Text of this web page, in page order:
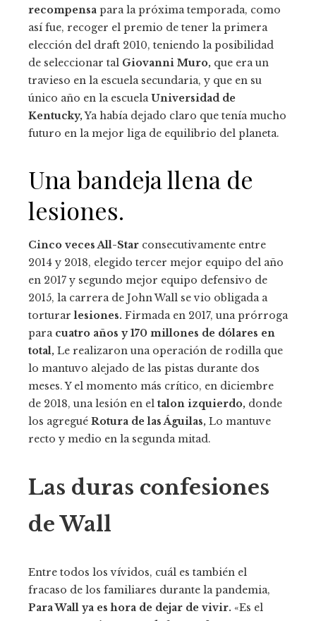
recompensa para la próxima temporada, como
así fue, recoger el premio de tener la primera
elección del draft 2010, teniendo la posibilidad
de seleccionar tal Giovanni Muro, que era un
travieso en la escuela secundaria, y que en su
único año en la escuelaUniversidad de
Kentucky,Ya había dejado claro que tenía mucho
futuro en la mejor liga de equilibrio del planeta.
Una bandeja llena de
lesiones.
Cinco veces All-Star consecutivamente entre
2014 y 2018, elegido tercer mejor equipo del año
en 2017 y segundo mejor equipo defensivo de
2015, la carrera de John Wall se vio obligada a
torturarlesiones. Firmada en 2017, una prórroga
para cuatro años y 170 millones de dólares en
total, Le realizaron una operación de rodilla que
lo mantuvo alejado de las pistas durante dos
meses. Y el momento más crítico, en diciembre
de 2018, una lesión en el talon izquierdo, donde
los agregué Rotura de las Águilas, Lo mantuve
recto y medio en la segunda mitad.
Las duras confesiones
de Wall
Entre todos los vívidos, cuál es también el
fracaso de los familiares durante la pandemia,
Para Wall ya es hora de dejar de vivir. «Es el